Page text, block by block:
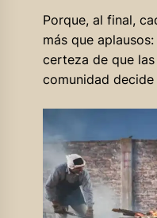
Porque, al final,
más que
certeza de que
comunidad